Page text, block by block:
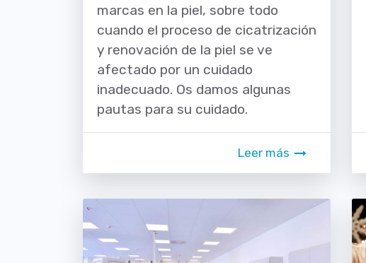
marcas en la piel, sobre todo
cuando el proceso de cicatrización
y renovación de la piel se ve
afectado por un cuidado
inadecuado. Os damos algunas
pautas para su cuidado.
Leer más